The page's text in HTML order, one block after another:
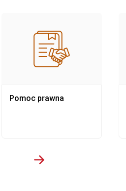
Pomoc prawna